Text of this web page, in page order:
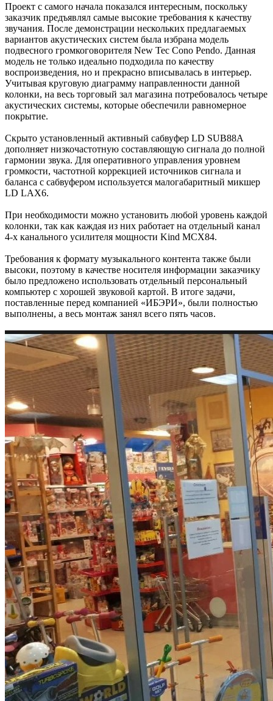
Проект с самого начала показался интересным, поскольку
заказчик предъявлял самые высокие требования к качеству
звучания. После демонстрации нескольких предлагаемых
вариантов акустических систем была избрана модель
подвесного громкоговорителя New Tec Cono Pendo. Данная
модель не только идеально подходила по качеству
воспроизведения, но и прекрасно вписывалась в интерьер.
Учитывая круговую диаграмму направленности данной
колонки, на весь торговый зал магазина потребовалось четыре
акустических системы, которые обеспечили равномерное
покрытие.
Скрыто установленный активный сабвуфер LD SUB88A
дополняет низкочастотную составляющую сигнала до полной
гармонии звука. Для оперативного управления уровнем
громкости, частотной коррекцией источников сигнала и
баланса с сабвуфером используется малогабаритный микшер
LD LAX6.
При необходимости можно установить любой уровень каждой
колонки, так как каждая из них работает на отдельный канал
4-х канального усилителя мощности Kind MCX84.
Требования к формату музыкального контента также были
высоки, поэтому в качестве носителя информации заказчику
было предложено использовать отдельный персональный
компьютер с хорошей звуковой картой. В итоге задачи,
поставленные перед компанией «ИБЭРИ», были полностью
выполнены, а весь монтаж занял всего пять часов.